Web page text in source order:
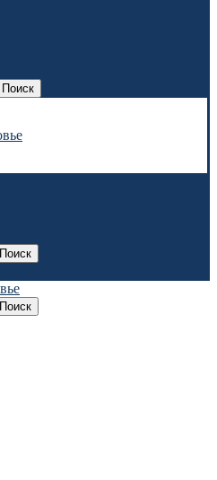
Поиск
Поиск
Поиск